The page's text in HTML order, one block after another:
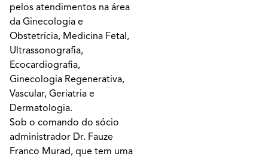
pelos atendimentos na área
da Ginecologia e
Obstetrícia, Medicina Fetal,
Ultrassonografia,
Ecocardiografia,
Ginecologia Regenerativa,
Vascular, Geriatria e
Dermatologia.
Sob o comando do sócio
administrador Dr. Fauze
Franco Murad, que tem uma